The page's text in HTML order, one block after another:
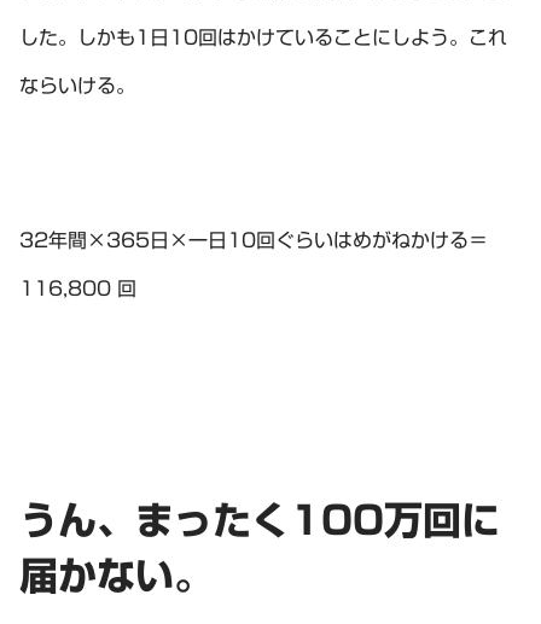
した。しかも1日10回はかけていることにしよう。これ
ならいける。
32年間×365日×一日10回ぐらいはめがねかける＝
116,800 回
うん、まったく100万回に
届かない。